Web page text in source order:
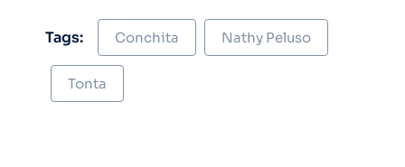
Tags: Conchita Nathy Peluso
Tonta